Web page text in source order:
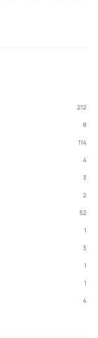
212
8
114
4
3
2
52
1
3
1
1
4